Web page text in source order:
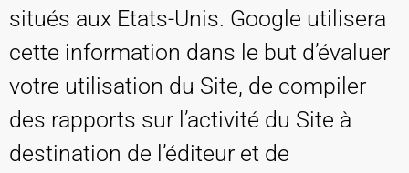
situés aux Etats-Unis. Google utilisera
cette information dans le but d’évaluer
votre utilisation du Site, de compiler
des rapports sur l’activité du Site à
destination de l’éditeur et de